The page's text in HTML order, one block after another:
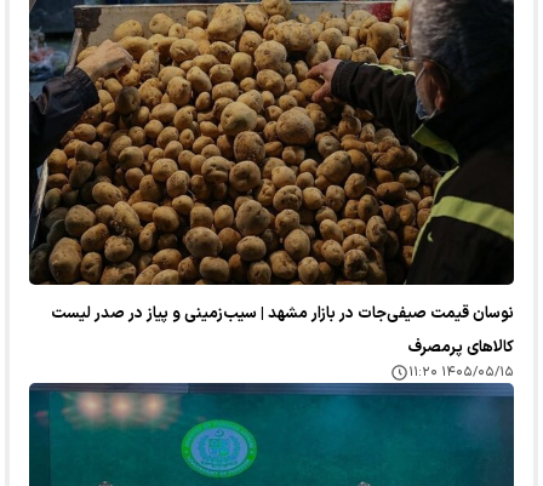
نوسان قیمت صیفی‌جات در بازار مشهد | سیب‌زمینی و پیاز در صدر لیست
کالا‌های پرمصرف
۱۴۰۵/۰۵/۱۵ ۱۱:۲۰